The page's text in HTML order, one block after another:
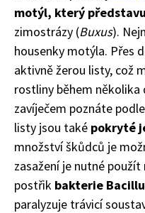
motýl, který
zimostrázy (Buxus).
housenky motýla. Přes
aktivně žerou listy, což
rostliny během několika
zavíječem poznáte podle
listy jsou také pokryté
množství škůdců je
zasažení je nutné
postřik bakterie
paralyzuje trávicí